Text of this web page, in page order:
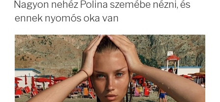
Nagyon nehéz Polina szemébe nézni, és
ennek nyomós oka van